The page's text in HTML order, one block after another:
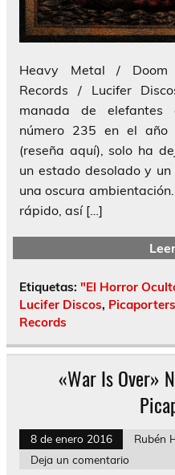
Heavy Metal / Doom
Records / Lucifer
manada de
número 235 en el
(reseña aquí), solo ha
un estado desolado y
una oscura
rápido, así […]
Etiquetas: "El Horror
Lucifer Discos, Picaporters
Records
«War Is Over»
8 de enero 2016
Rubén
Deja un comentario